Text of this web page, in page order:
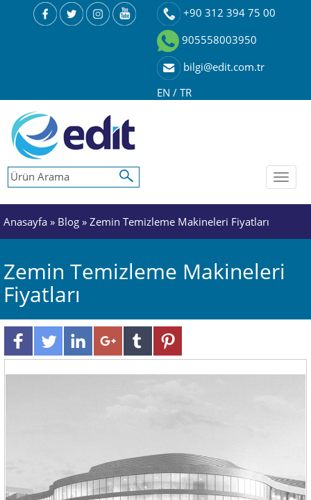
+90 312 394 75 00
905558003950
bilgi@edit.com.tr
EN / TR
Toggle
Anasayfa » Blog » Zemin Temizleme Makineleri Fiyatları
Zemin Temizleme Makineleri
Fiyatları